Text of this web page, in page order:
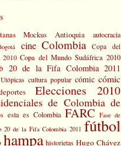
Mockus Antioquia autocracia
cine Colombia
Copa del
Copa del Mundo Sudáfrica 2010
20 de la Fifa Colombia 2011
cultura popular cómic cómic
Elecciones 2010
de Colombia de
esta es Colombia FARC Fase de
20 de la Fifa Colombia 2011 fútbol
hampa historietas Hugo Chávez